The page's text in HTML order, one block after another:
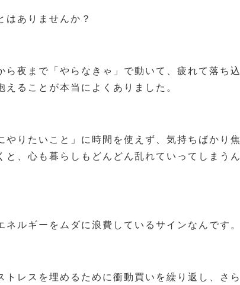
はありませんか？
ら夜まで「やらなきゃ」で動いて、疲れて落ち込
ることが本当によくありました。
やりたいこと」に時間を使えず、気持ちばかり焦
と、心も暮らしもどんどん乱れていってしまうん
ネルギーをムダに浪費しているサインなんです。
トレスを埋めるために衝動買いを繰り返し、さら